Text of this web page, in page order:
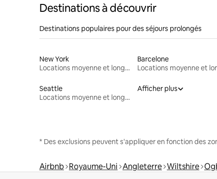
Destinations à découvrir
Destinations populaires pour des séjours prolongés
New York
Locations moyenne et longue durée
Barcelone
Seattle
Locations moyenne et longue durée
Afficher plus
* Des exclusions peuvent s'appliquer en fonction des
Airbnb Royaume-Uni Angleterre Wiltshire